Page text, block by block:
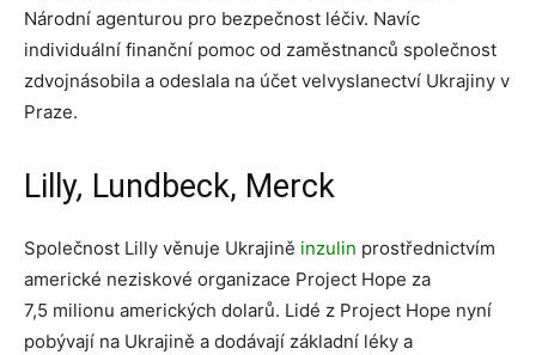
Národní agenturou pro bezpečnost léčiv. Navíc
individuální finanční pomoc od zaměstnanců společnost
zdvojnásobila a odeslala na účet velvyslanectví Ukrajiny v
Praze.
Lilly, Lundbeck, Merck
Společnost Lilly věnuje Ukrajině inzulin prostřednictvím
americké neziskové organizace Project Hope za
7,5 milionu amerických dolarů. Lidé z Project Hope nyní
pobývají na Ukrajině a dodávají základní léky a